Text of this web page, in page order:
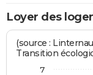
Loyer des
(source :
Transition
7